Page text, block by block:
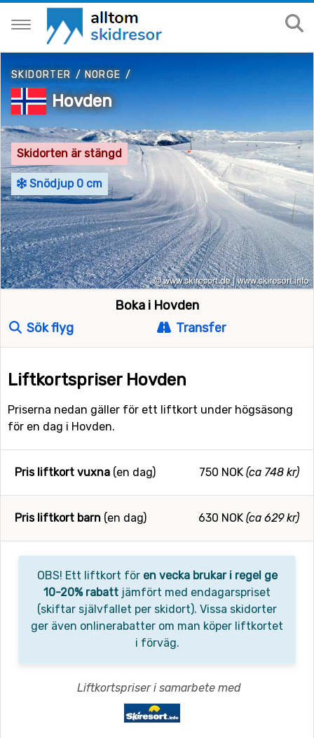
SKIDORTER / NORGE /
Hovden
Skidorten är stängd
Snödjup 0 cm
Boka i Hovden
Sök flyg
Transfer
Liftkortspriser Hovden
Priserna nedan gäller för ett liftkort under högsäsong
för en dag i Hovden.
750 NOK (ca 748 kr)
Pris liftkort vuxna (en dag)
630 NOK (ca 629 kr)
Pris liftkort barn (en dag)
OBS! Ett liftkort för en vecka brukar i regel ge
10-20% rabatt jämfört med endagarspriset
(skiftar självfallet per skidort). Vissa skidorter
ger även onlinerabatter om man köper liftkortet
i förväg.
Liftkortspriser i samarbete med